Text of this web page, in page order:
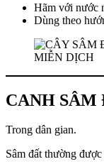
Hãm với nước
Dùng theo
CANH SÂM
Trong dân gian.
Sâm đất thường